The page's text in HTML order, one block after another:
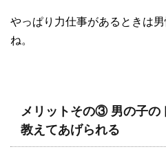
やっぱり力仕事があるときは
ね。
メリットその③ 男の子の
教えてあげられる